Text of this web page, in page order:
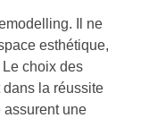
Il ne
esthétique,
choix des
la réussite
assurent une